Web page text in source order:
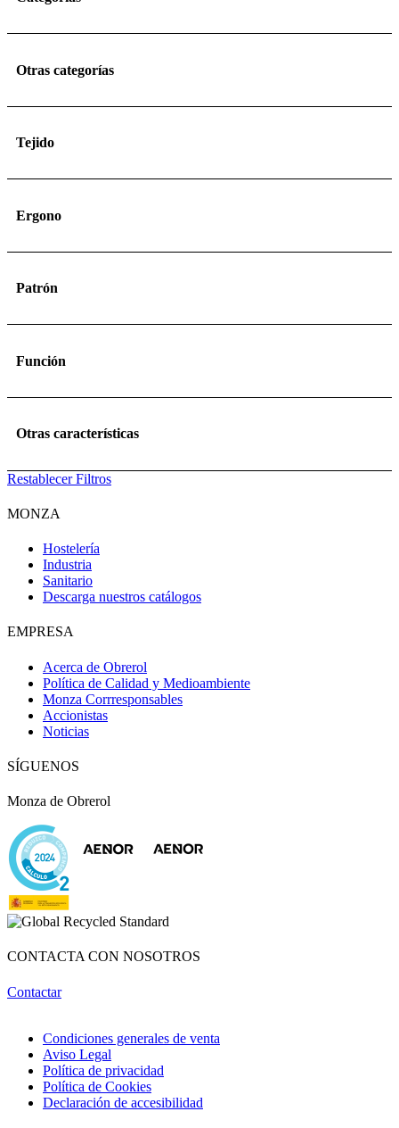
Otras categorías
Tejido
Ergono
Patrón
Función
Otras características
Restablecer Filtros
MONZA
Hostelería
Industria
Sanitario
Descarga nuestros catálogos
EMPRESA
Acerca de Obrerol
Política de Calidad y Medioambiente
Monza Corrresponsables
Accionistas
Noticias
SÍGUENOS
Monza de Obrerol
CONTACTA CON NOSOTROS
Contactar
Condiciones generales de venta
Aviso Legal
Política de privacidad
Política de Cookies
Declaración de accesibilidad